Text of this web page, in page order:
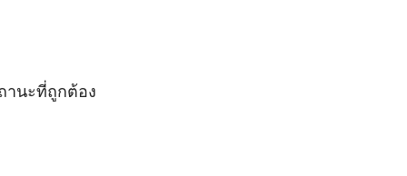
านะที่ถูกต้อง